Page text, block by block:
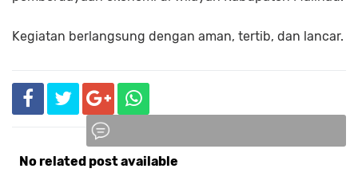
Kegiatan berlangsung dengan aman, tertib, dan lancar.
No related post available